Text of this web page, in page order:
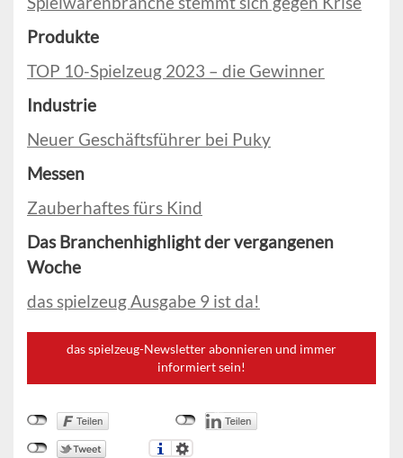
Produkte
TOP 10-Spielzeug 2023 – die Gewinner
Industrie
Neuer Geschäftsführer bei Puky
Messen
Zauberhaftes fürs Kind
Das Branchenhighlight der vergangenen
Woche
das spielzeug Ausgabe 9 ist da!
das spielzeug-Newsletter abonnieren und immer
informiert sein!